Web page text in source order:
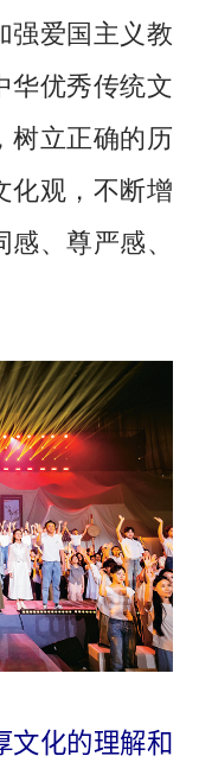
强爱国主义教
华优秀传统文
树立正确的历
化观，不断增
、尊严感、
化的理解和